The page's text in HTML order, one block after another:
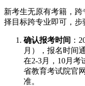
新考生无原有考籍，
择目标跨专业即可，步
确认报考时间 ：
月），报名时间
在2-3月，10月考
省教育考试院官
准。